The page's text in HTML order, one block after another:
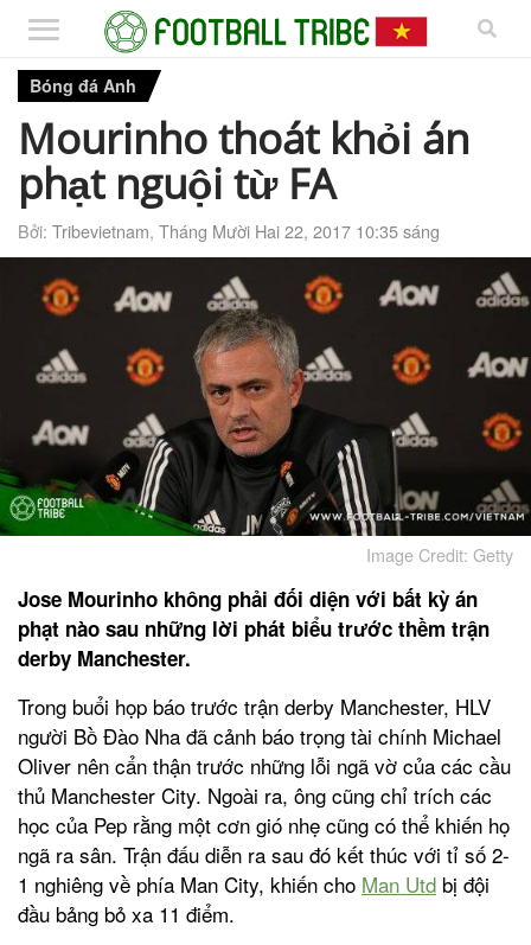
Bóng đá Anh
Mourinho thoát khỏi án
phạt nguội từ FA
Bởi: Tribevietnam, Tháng Mười Hai 22, 2017 10:35 sáng
Image Credit: Getty
Jose Mourinho không phải đối diện với bất kỳ án
phạt nào sau những lời phát biểu trước thềm trận
derby Manchester.
Trong buổi họp báo trước trận derby Manchester, HLV
người Bồ Đào Nha đã cảnh báo trọng tài chính Michael
Oliver nên cẩn thận trước những lỗi ngã vờ của các cầu
thủ Manchester City. Ngoài ra, ông cũng chỉ trích các
học của Pep rằng một cơn gió nhẹ cũng có thể khiến họ
ngã ra sân. Trận đấu diễn ra sau đó kết thúc với tỉ số 2-
1 nghiêng về phía Man City, khiến cho Man Utd bị đội
đầu bảng bỏ xa 11 điểm.